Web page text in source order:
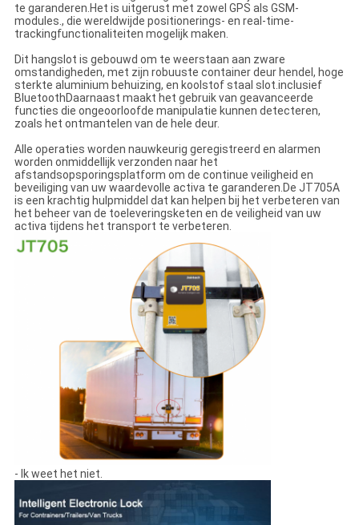
te garanderen.Het is uitgerust met zowel GPS als GSM-
modules., die wereldwijde positionerings- en real-time-
trackingfunctionaliteiten mogelijk maken.
Dit hangslot is gebouwd om te weerstaan aan zware
omstandigheden, met zijn robuuste container deur hendel, hoge
sterkte aluminium behuizing, en koolstof staal slot.inclusief
BluetoothDaarnaast maakt het gebruik van geavanceerde
functies die ongeoorloofde manipulatie kunnen detecteren,
zoals het ontmantelen van de hele deur.
Alle operaties worden nauwkeurig geregistreerd en alarmen
worden onmiddellijk verzonden naar het
afstandsopsporingsplatform om de continue veiligheid en
beveiliging van uw waardevolle activa te garanderen.De JT705A
is een krachtig hulpmiddel dat kan helpen bij het verbeteren van
het beheer van de toeleveringsketen en de veiligheid van uw
activa tijdens het transport te verbeteren.
- Ik weet het niet.